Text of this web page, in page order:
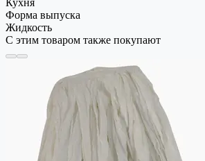
Форма выпуска
Жидкость
С этим товаром также покупают